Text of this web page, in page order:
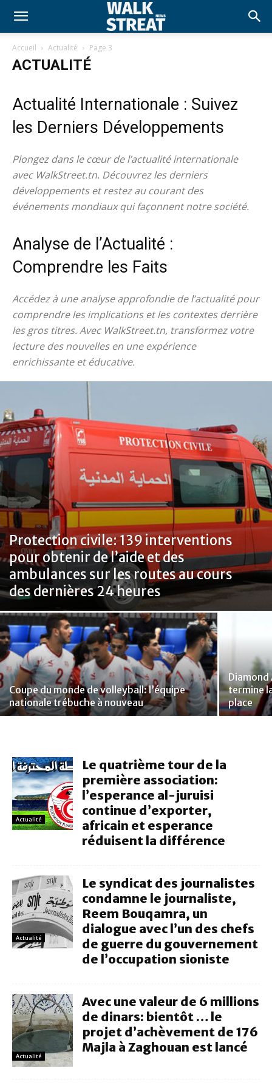
Accueil Actualité Page 3
ACTUALITÉ
Actualité Internationale : Suivez
les Derniers Développements
Plongez dans le cœur de l’actualité internationale
avec WalkStreet.tn. Découvrez les derniers
développements et restez au courant des
événements mondiaux qui façonnent notre société.
Analyse de l’Actualité :
Comprendre les Faits
Accédez à une analyse approfondie de l’actualité pour
comprendre les implications et les contextes derrière
les gros titres. Avec WalkStreet.tn, transformez votre
lecture des nouvelles en une expérience
enrichissante et éducative.
Protection civile: 139 interventions
pour obtenir de l’aide et des
ambulances sur les routes au cours
des dernières 24 heures
Coupe du monde de volleyball: l’équipe
nationale trébuche à nouveau
Diamond
termine
place
Actualité
Le quatrième tour de la
première association:
l’esperance al-juruisi
continue d’exporter,
africain et esperance
réduisent la différence
Actualité
Le syndicat des journalistes
condamne le journaliste,
Reem Bouqamra, un
dialogue avec l’un des chefs
de guerre du gouvernement
de l’occupation sioniste
Actualité
Avec une valeur de 6 millions
de dinars: bientôt … le
projet d’achèvement de 176
Majla à Zaghouan est lancé